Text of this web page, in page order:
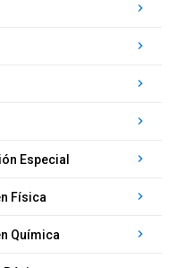
keyboard_arrow_right
keyboard_arrow_right
keyboard_arrow_right
keyboard_arrow_right
Especial keyboard_arrow_right
Física keyboard_arrow_right
Química keyboard_arrow_right